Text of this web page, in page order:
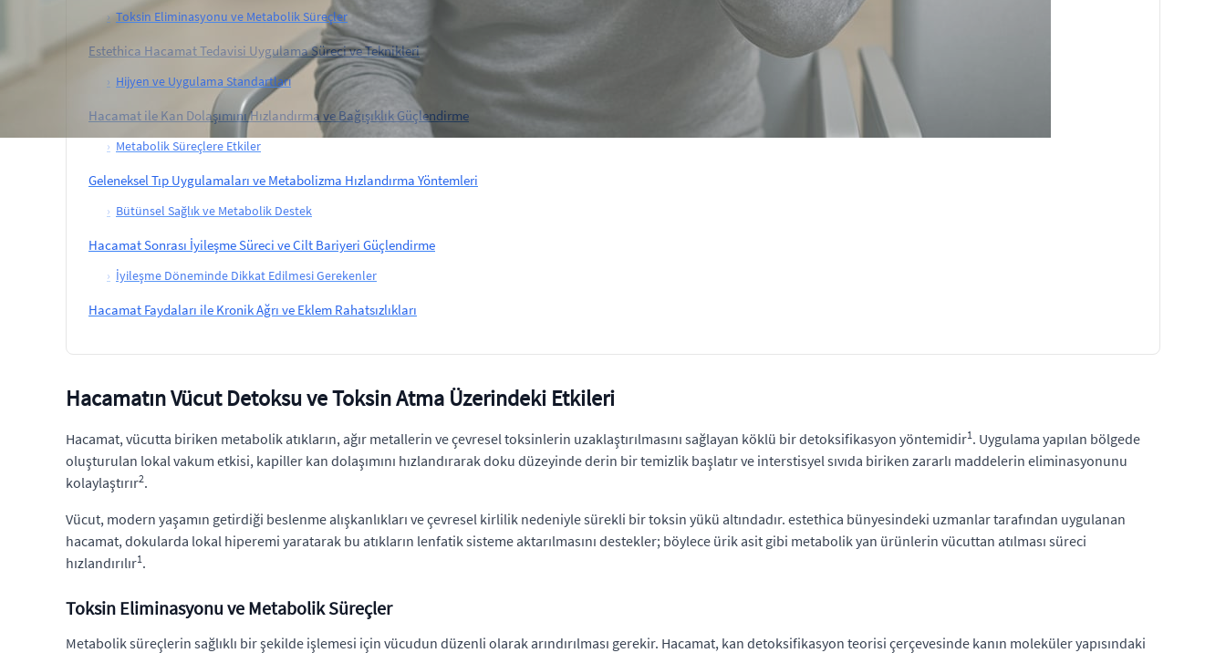
› Toksin Eliminasyonu ve Metabolik Süreçler
Estethica Hacamat Tedavisi Uygulama Süreci ve Teknikleri
› Hijyen ve Uygulama Standartları
Hacamat ile Kan Dolaşımını Hızlandırma ve Bağışıklık Güçlendirme
› Metabolik Süreçlere Etkiler
Geleneksel Tıp Uygulamaları ve Metabolizma Hızlandırma Yöntemleri
› Bütünsel Sağlık ve Metabolik Destek
Hacamat Sonrası İyileşme Süreci ve Cilt Bariyeri Güçlendirme
› İyileşme Döneminde Dikkat Edilmesi Gerekenler
Hacamat Faydaları ile Kronik Ağrı ve Eklem Rahatsızlıkları
Hacamatın Vücut Detoksu ve Toksin Atma Üzerindeki Etkileri
Hacamat, vücutta biriken metabolik atıkların, ağır metallerin ve çevresel toksinlerin uzaklaştırılmasını sağlayan köklü bir detoksifikasyon yöntemidir1. Uygulama yapılan bölgede
oluşturulan lokal vakum etkisi, kapiller kan dolaşımını hızlandırarak doku düzeyinde derin bir temizlik başlatır ve interstisyel sıvıda biriken zararlı maddelerin eliminasyonunu
kolaylaştırır2.
Vücut, modern yaşamın getirdiği beslenme alışkanlıkları ve çevresel kirlilik nedeniyle sürekli bir toksin yükü altındadır. estethica bünyesindeki uzmanlar tarafından uygulanan
hacamat, dokularda lokal hiperemi yaratarak bu atıkların lenfatik sisteme aktarılmasını destekler; böylece ürik asit gibi metabolik yan ürünlerin vücuttan atılması süreci
hızlandırılır1.
Toksin Eliminasyonu ve Metabolik Süreçler
Metabolik süreçlerin sağlıklı bir şekilde işlemesi için vücudun düzenli olarak arındırılması gerekir. Hacamat, kan detoksifikasyon teorisi çerçevesinde kanın moleküler yapısındaki